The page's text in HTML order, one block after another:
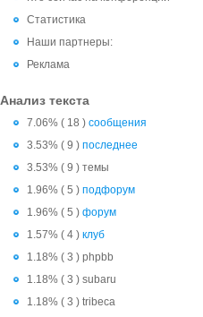
Статистика
Наши партнеры:
Реклама
Анализ текста
7.06% ( 18 ) сообщения
3.53% ( 9 ) последнее
3.53% ( 9 ) темы
1.96% ( 5 ) подфорум
1.96% ( 5 ) форум
1.57% ( 4 ) клуб
1.18% ( 3 ) phpbb
1.18% ( 3 ) subaru
1.18% ( 3 ) tribeca